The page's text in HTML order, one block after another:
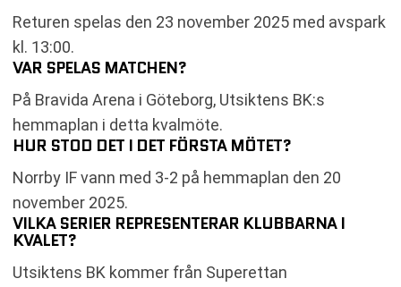
Returen spelas den 23 november 2025 med avspark
kl. 13:00.
VAR SPELAS MATCHEN?
På Bravida Arena i Göteborg, Utsiktens BK:s
hemmaplan i detta kvalmöte.
HUR STOD DET I DET FÖRSTA MÖTET?
Norrby IF vann med 3-2 på hemmaplan den 20
november 2025.
VILKA SERIER REPRESENTERAR KLUBBARNA I
KVALET?
Utsiktens BK kommer från Superettan